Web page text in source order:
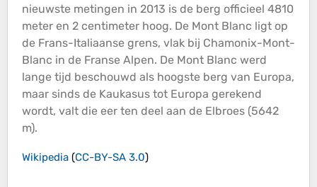
nieuwste metingen in 2013 is de berg officieel 4810
meter en 2 centimeter hoog. De Mont Blanc ligt op
de Frans-Italiaanse grens, vlak bij Chamonix-Mont-
Blanc in de Franse Alpen. De Mont Blanc werd
lange tijd beschouwd als hoogste berg van Europa,
maar sinds de Kaukasus tot Europa gerekend
wordt, valt die eer ten deel aan de Elbroes (5642
m).
Wikipedia (CC-BY-SA 3.0)